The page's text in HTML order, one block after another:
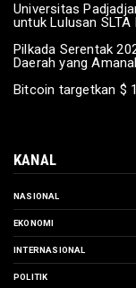
Universitas
untuk Lulusan SLTA
Pilkada Serentak
Daerah yang
Bitcoin targetkan $
KANAL
NASIONAL
EKONOMI
INTERNASIONAL
POLITIK